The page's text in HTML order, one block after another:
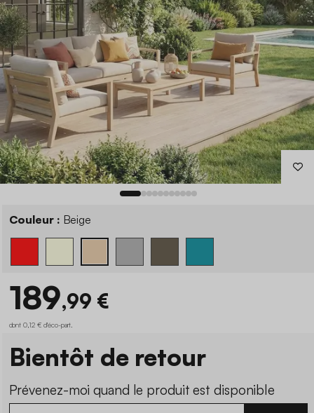
Couleur : Beige
189,99 €
dont 0,12 € d'éco-part
Bientôt de retour
Prévenez-moi quand le produit est disponible